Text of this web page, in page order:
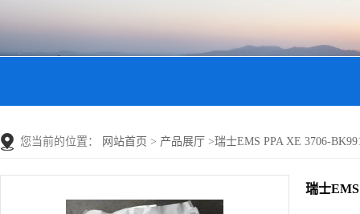
您当前的位置： 网站首页 > 产品展厅 >瑞士EMS PPA XE 3706-
瑞士